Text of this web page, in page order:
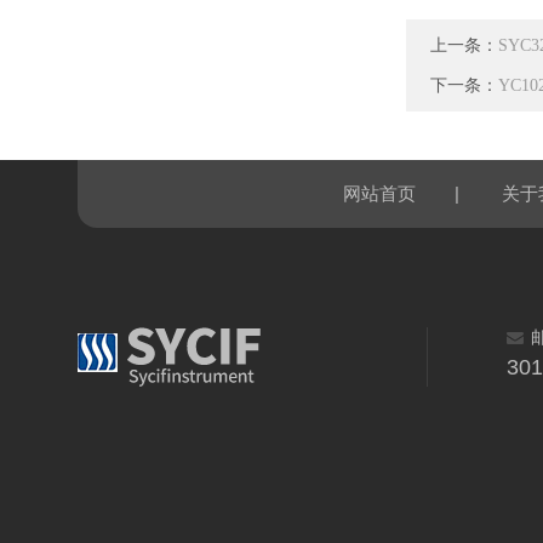
上一条：
下一条：
网站首页 | 关于